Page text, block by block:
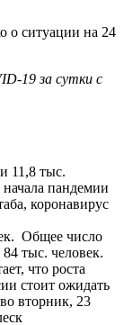
19 за сутки с
11,8 тыс.
пандемии
коронавирус
Общее число
тыс. человек.
что роста
стоит ожидать
вторник, 23